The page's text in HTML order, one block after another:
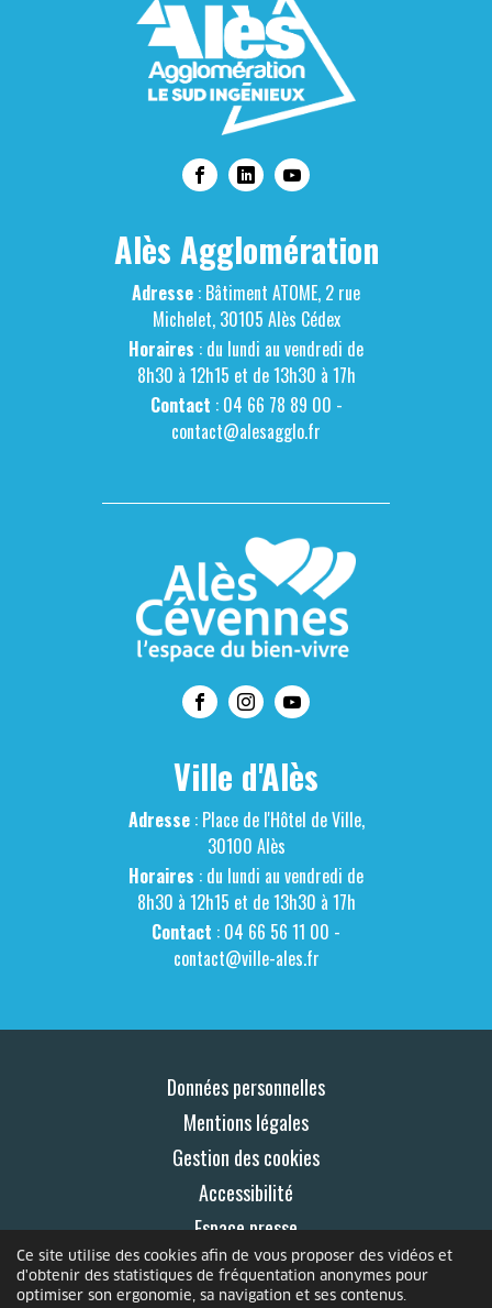
Ce site utilise des cookies afin de vous proposer des vidéos et
d'obtenir des statistiques de fréquentation anonymes pour
optimiser son ergonomie, sa navigation et ses contenus.
Alès Agglomération
Adresse : Bâtiment ATOME, 2 rue
Michelet, 30105 Alès Cédex
Horaires : du lundi au vendredi de
8h30 à 12h15 et de 13h30 à 17h
Contact : 04 66 78 89 00 -
contact@alesagglo.fr
Ville d'Alès
Adresse: Place de l'Hôtel de Ville,
30100 Alès
Horaires : du lundi au vendredi de
8h30 à 12h15 et de 13h30 à 17h
Contact : 04 66 56 11 00 -
contact@ville-ales.fr
© 2026 Le Mag
Données personnelles
Mentions légales
Gestion des cookies
Accessibilité
Espace presse
Contact